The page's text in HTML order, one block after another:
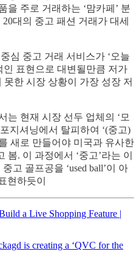
을 주로 거래하는 ‘맘카페’ 분
대의 중고 패션 거래가 대세
심 중고 거래 서비스가 ‘오늘
인 표현으로 대변될만큼 저가
한 시장 상황이 가장 성장 저
는 현재 시장 선두 업체의 ‘모
지셔닝에서 탈피하여 ‘(중고)
새로 만들어야 미국과 유사한
. 이 과정에서 ‘중고’라는 이
고 골프공을 ‘used ball’이 아
현하듯이
a Live Shopping Feature |
is creating a ‘QVC for the